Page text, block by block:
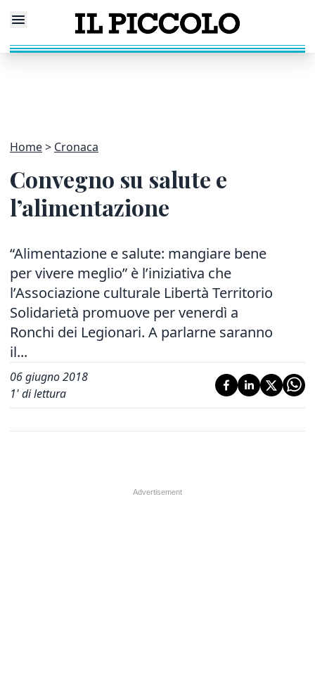
Home Cronaca
Convegno su salute e
l’alimentazione
“Alimentazione e salute: mangiare bene
per vivere meglio” è l’iniziativa che
l’Associazione culturale Libertà Territorio
Solidarietà promuove per venerdì a
Ronchi dei Legionari. A parlarne saranno
il...
06 giugno 2018
1' di lettura